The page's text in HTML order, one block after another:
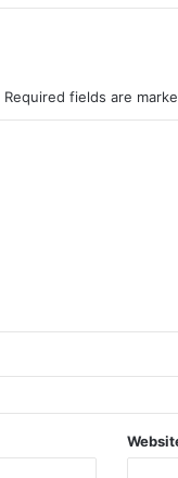
Required fields are